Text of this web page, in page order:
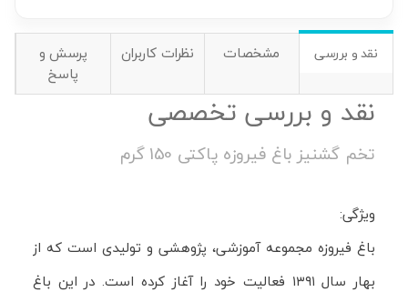
نقد و بررسی مشخصات نظرات کاربران
پرسش و
پاسخ
نقد و بررسی تخصصی
تخم گشنیز باغ فیروزه پاکتی 150 گرم
ویژگی:
باغ فیروزه مجموعه آموزشی، پژوهشی و تولیدی است که از
بهار سال ۱۳۹۱ فعالیت خود را آغاز کرده است. در این باغ